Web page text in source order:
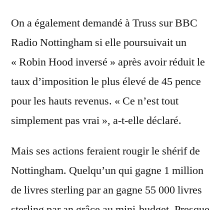
On a également demandé à Truss sur BBC
Radio Nottingham si elle poursuivait un
« Robin Hood inversé » après avoir réduit le
taux d’imposition le plus élevé de 45 pence
pour les hauts revenus. « Ce n’est tout
simplement pas vrai », a-t-elle déclaré.
Mais ses actions feraient rougir le shérif de
Nottingham. Quelqu’un qui gagne 1 million
de livres sterling par an gagne 55 000 livres